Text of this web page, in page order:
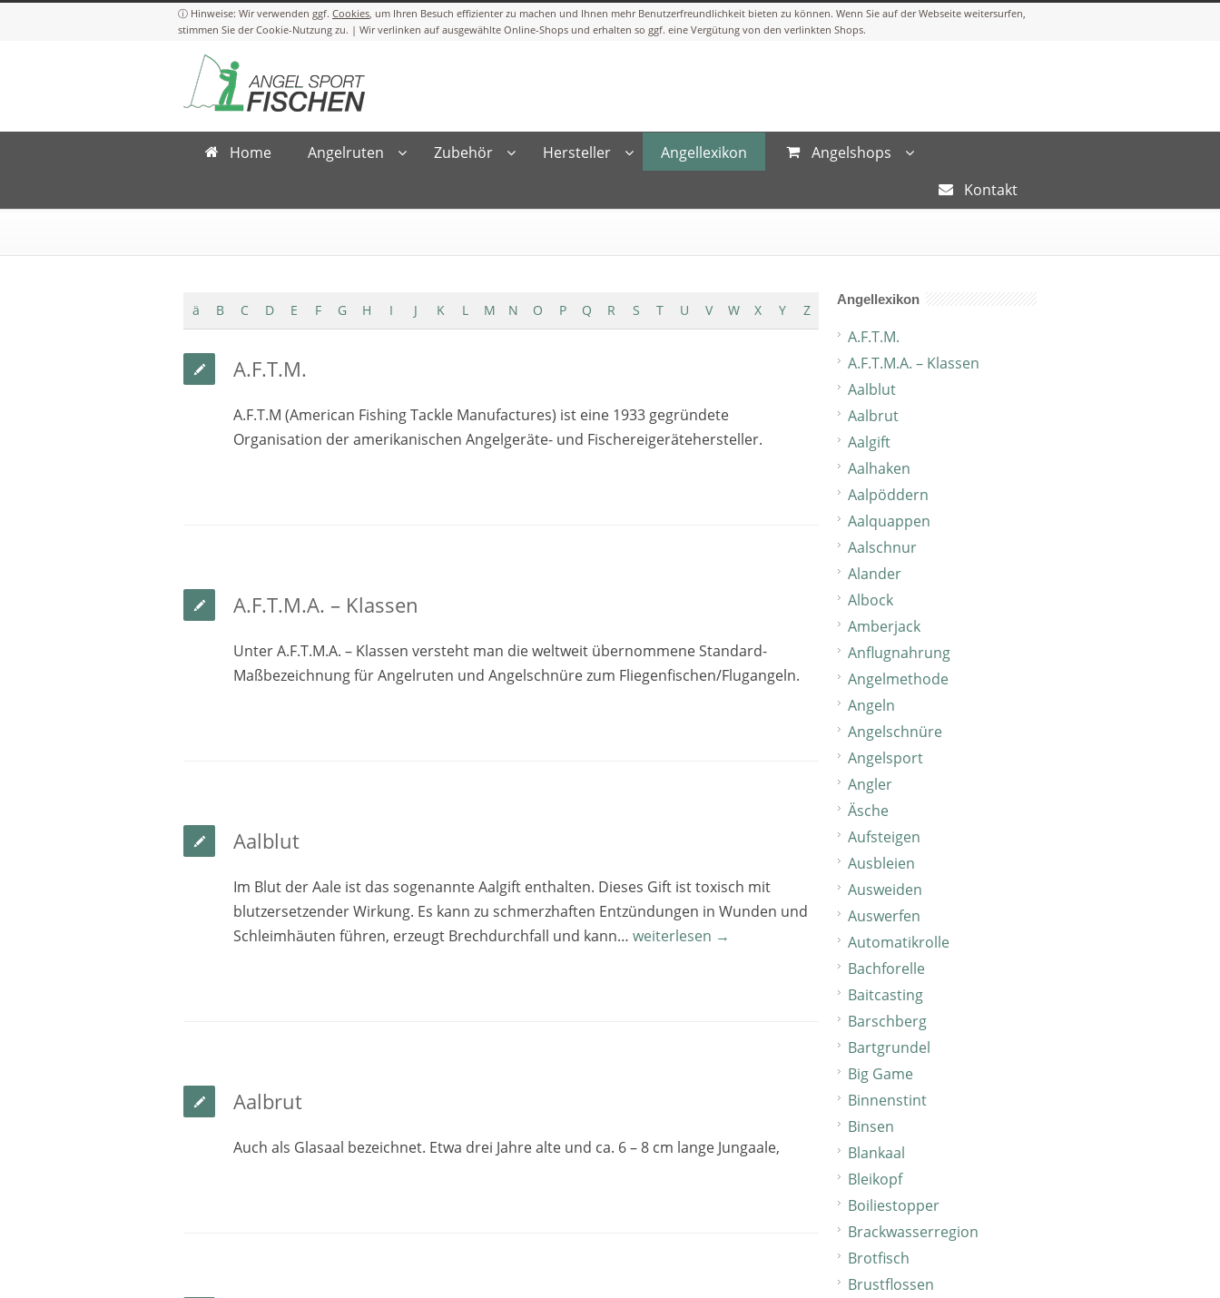
Cookies
Home Angelruten Zubehör Hersteller Angellexikon
Angelshops
Kontakt
ä B C D E F G H I J K L M N O P Q R S T U V W X Y Z
A.F.T.M.
A.F.T.M (American Fishing Tackle Manufactures) ist eine 1933 gegründete
Organisation der amerikanischen Angelgeräte- und Fischereigerätehersteller.
A.F.T.M.A. – Klassen
Unter A.F.T.M.A. – Klassen versteht man die weltweit übernommene Standard-
Maßbezeichnung für Angelruten und Angelschnüre zum Fliegenfischen/Flugangeln.
Aalblut
Im Blut der Aale ist das sogenannte Aalgift enthalten. Dieses Gift ist toxisch mit
blutzersetzender Wirkung. Es kann zu schmerzhaften Entzündungen in Wunden und
Schleimhäuten führen, erzeugt Brechdurchfall und kann… weiterlesen →
Aalbrut
Auch als Glasaal bezeichnet. Etwa drei Jahre alte und ca. 6 – 8 cm lange Jungaale,
Angellexikon
A.F.T.M.
A.F.T.M.A. – Klassen
Aalblut
Aalbrut
Aalgift
Aalhaken
Aalpöddern
Aalquappen
Aalschnur
Alander
Albock
Amberjack
Anflugnahrung
Angelmethode
Angeln
Angelschnüre
Angelsport
Angler
Äsche
Aufsteigen
Ausbleien
Ausweiden
Auswerfen
Automatikrolle
Bachforelle
Baitcasting
Barschberg
Bartgrundel
Big Game
Binnenstint
Binsen
Blankaal
Bleikopf
Boiliestopper
Brackwasserregion
Brotfisch
Brustflossen